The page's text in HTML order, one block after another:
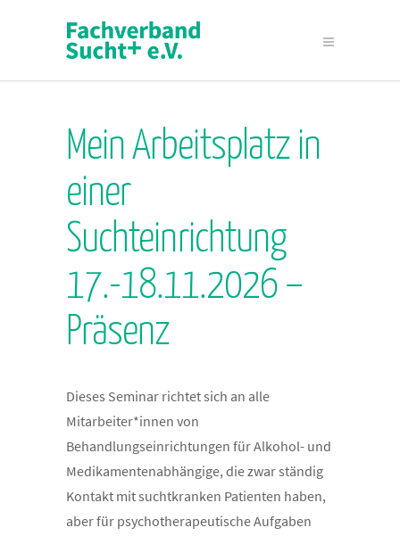
Mein Arbeitsplatz in
einer
Suchteinrichtung
17.-18.11.2026 –
Präsenz
Dieses Seminar richtet sich an alle
Mitarbeiter*innen von
Behandlungseinrichtungen für Alkohol- und
Medikamentenabhängige, die zwar ständig
Kontakt mit suchtkranken Patienten haben,
aber für psychotherapeutische Aufgaben